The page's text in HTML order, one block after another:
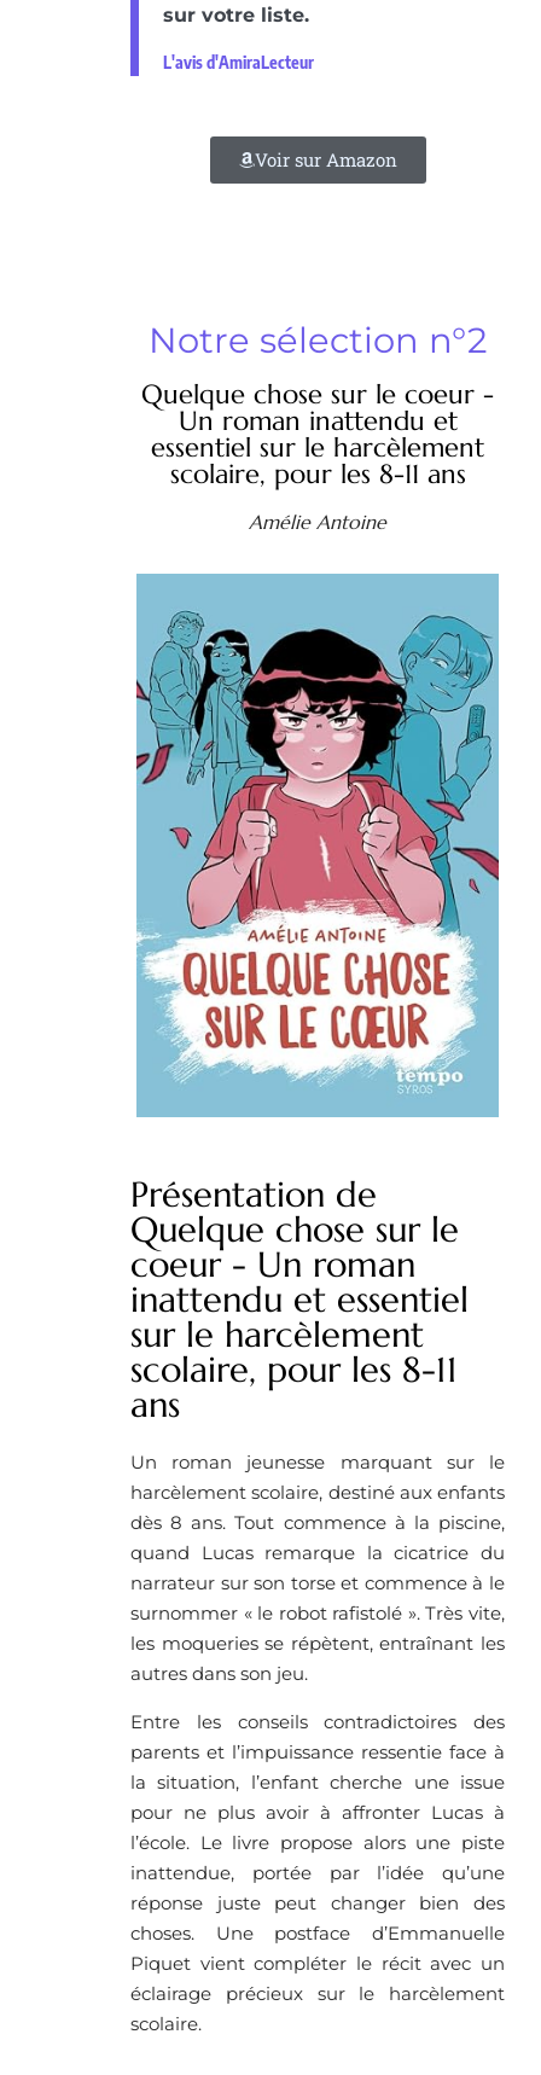
sur votre liste.
L'avis d'AmiraLecteur
Voir sur Amazon
Notre sélection n°2
Quelque chose sur le coeur -
Un roman inattendu et
essentiel sur le harcèlement
scolaire, pour les 8-11 ans
Amélie Antoine
Présentation de
Quelque chose sur le
coeur - Un roman
inattendu et essentiel
sur le harcèlement
scolaire, pour les 8-11
ans
Un roman jeunesse marquant sur le
harcèlement scolaire, destiné aux enfants
dès 8 ans. Tout commence à la piscine,
quand Lucas remarque la cicatrice du
narrateur sur son torse et commence à le
surnommer « le robot rafistolé ». Très vite,
les moqueries se répètent, entraînant les
autres dans son jeu.
Entre les conseils contradictoires des
parents et l’impuissance ressentie face à
la situation, l’enfant cherche une issue
pour ne plus avoir à affronter Lucas à
l’école. Le livre propose alors une piste
inattendue, portée par l’idée qu’une
réponse juste peut changer bien des
choses. Une postface d’Emmanuelle
Piquet vient compléter le récit avec un
éclairage précieux sur le harcèlement
scolaire.